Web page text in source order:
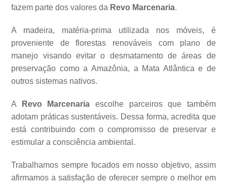
fazem parte dos valores da Revo Marcenaria.
A madeira, matéria-prima utilizada nos móveis, é
proveniente de florestas renováveis com plano de
manejo visando evitar o desmatamento de áreas de
preservação como a Amazônia, a Mata Atlântica e de
outros sistemas nativos.
A Revo Marcenaria escolhe parceiros que também
adotam práticas sustentáveis. Dessa forma, acredita que
está contribuindo com o compromisso de preservar e
estimular a consciência ambiental.
Trabalhamos sempre focados em nosso objetivo, assim
afirmamos a satisfação de oferecer sempre o melhor em